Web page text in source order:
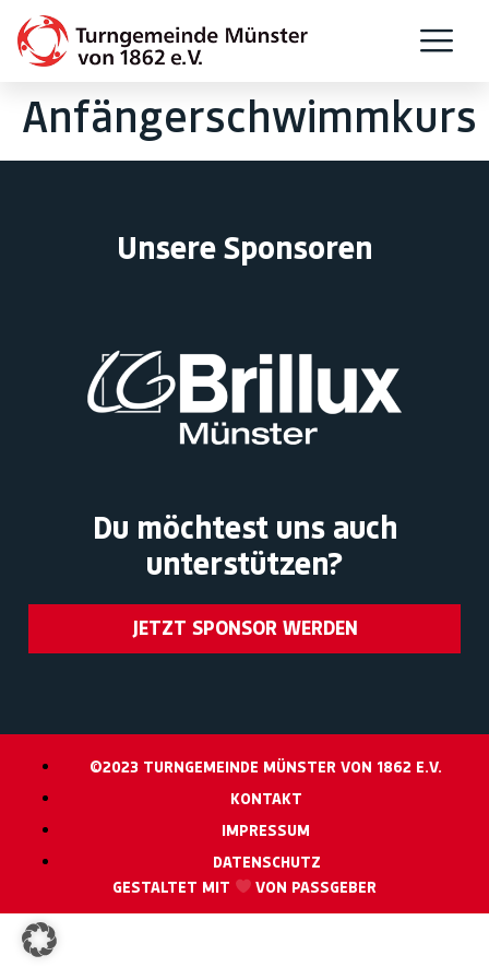
Anfängerschwimmkurs
Unsere Sponsoren
Du möchtest uns auch
unterstützen?
JETZT SPONSOR WERDEN
©2023 TURNGEMEINDE MÜNSTER VON 1862 E.V.
KONTAKT
IMPRESSUM
DATENSCHUTZ
GESTALTET MIT
VON PASSGEBER